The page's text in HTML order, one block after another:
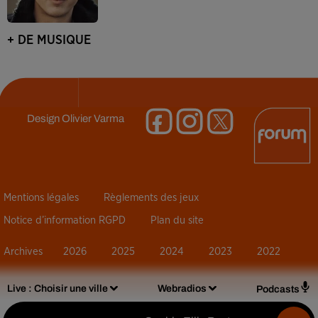
Live : Choisir une ville Webradios Podcasts
+ DE MUSIQUE
DesignOlivier Varma
Mentions légales Règlements des jeux
Notice d’information RGPD Plan du site
Archives 2026 2025 2024 2023 2022